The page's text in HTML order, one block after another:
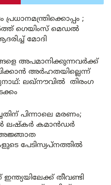
;
ഗെയിംസ് മെഡൽ
മോദി
അപമാനിക്കുന്നവർക്ക്
അർഹതയില്ലെന്ന്
ലഖ്‌നൗവിൽ തിരംഗ
പിന്നാലെ മരണം;
ലഷ്കർ കമാൻഡർ
അജ്ഞാത
പേടിസ്വപ്നത്തിൽ
ഇന്ത്യയിലേക്ക് തീവണ്ടി